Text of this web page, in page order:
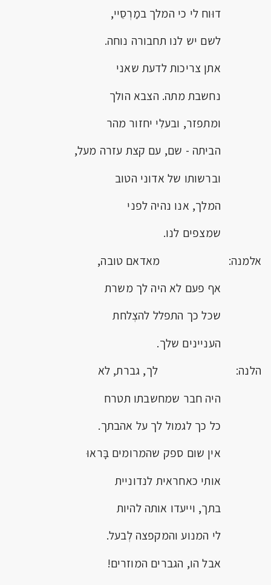
דוּוח לי כי המלך במַרְסֵיי,
לשם יש לנו תחבורה נוחה.
אתן צריכות לדעת שאני
נחשבת מתה. הצבא הולך
ומתפזר, ובעלִי יחזור מהר
הביתה - שם, עם קצת עזרה מעל,
וברשותו של אדוני הטוב
המלך, אנו נהיה לפני
שמצפים לנו.
אלמנה: מאדאם טובה,
אף פעם לא היה לך משרת
שכל כך התפלל להצְלחת
העניינים שלך.
הלנה: לך, גברת, לא
היה חבר שמחשבתו תטרח
כל כך לגמול לך על אהבתך.
אין שום ספק שהמרומים בָּראוּ
אותי כאחראית לנדוניית
בתך, וייעדו אותה להיות
לי המנוע והמקפצה לְבעל.
אבל הו, הגברים המוזרים!